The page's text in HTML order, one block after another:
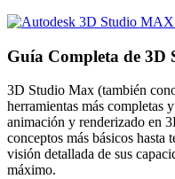
Guía Completa de 3D
3D Studio Max (también
herramientas más completas
animación y renderizado en
conceptos más básicos hasta
visión detallada de sus
máximo.